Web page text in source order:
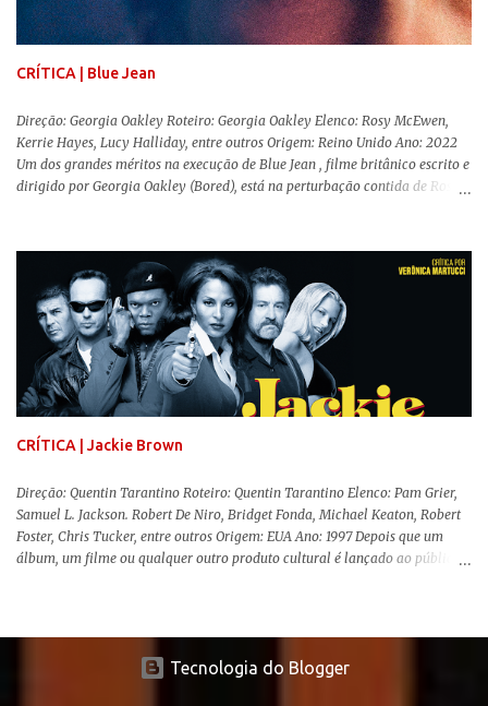
amam filmes com temática apocalíptica, a produção pode até funcionar
como entretenimento mediano. Todo o cenário de fuga, pânico col...
CRÍTICA | Blue Jean
Direção: Georgia Oakley Roteiro: Georgia Oakley Elenco: Rosy McEwen,
Kerrie Hayes, Lucy Halliday, entre outros Origem: Reino Unido Ano: 2022
Um dos grandes méritos na execução de Blue Jean , filme britânico escrito e
dirigido por Georgia Oakley (Bored), está na perturbação contida de Rosy
movimentos e falas, equilibrada numa frágil neutralidade entre seu
trabalho e seus afetos, passando noites bebendo e jogando sinuca com seu
grupo de amigas lésbicas e sua amante. É imperativo para ela que ambos
os mundos não se cruzem de modo algum, pois o período histórico no qual
a história se passa - 1988 na Inglaterra - é de um contexto profundamente
conservador e hostil a pessoas queer. Com o governo liderado pela então
primeira-ministra Margaret Tatcher usando recursos supostamente
constitucionais para mobilizar campanhas agressivas ao modo de vida
CRÍTICA | Jackie Brown
Direção: Quentin Tarantino Roteiro: Quentin Tarantino Elenco: Pam Grier,
Samuel L. Jackson. Robert De Niro, Bridget Fonda, Michael Keaton, Robert
Foster, Chris Tucker, entre outros Origem: EUA Ano: 1997 Depois que um
álbum, um filme ou qualquer outro produto cultural é lançado ao público
Tarantino ( Era Uma Vez em... Hollywood ) é um bom exemplo disso. Com o
Tecnologia do Blogger